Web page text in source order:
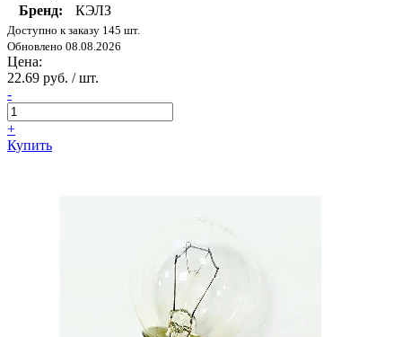
Бренд:
КЭЛЗ
Доступно к заказу 145 шт.
Обновлено 08.08.2026
Цена:
22.69 руб. / шт.
-
+
Купить